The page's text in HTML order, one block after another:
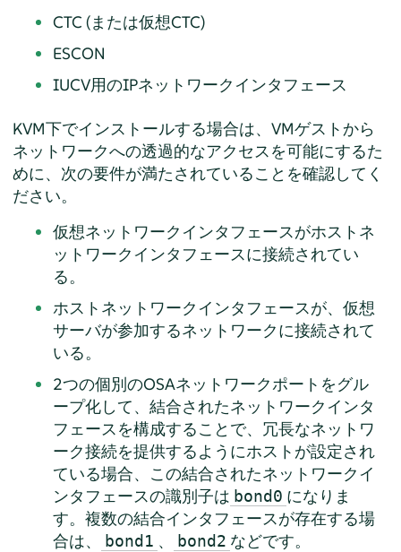
CTC (または仮想CTC)
ESCON
IUCV用のIPネットワークインタフェース
KVM下でインストールする場合は、VMゲストから
ネットワークへの透過的なアクセスを可能にするた
めに、次の要件が満たされていることを確認してく
ださい。
仮想ネットワークインタフェースがホストネ
ットワークインタフェースに接続されてい
る。
ホストネットワークインタフェースが、仮想
サーバが参加するネットワークに接続されて
いる。
2つの個別のOSAネットワークポートをグル
ープ化して、結合されたネットワークインタ
フェースを構成することで、冗長なネットワ
ーク接続を提供するようにホストが設定され
ている場合、この結合されたネットワークイ
ンタフェースの識別子は bond0 になりま
す。複数の結合インタフェースが存在する場
合は、
bond1 、 bond2 などです。